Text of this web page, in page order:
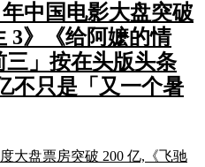
中国电影大盘突破
3》《给阿嬷的情
」按在头版头条
不只是「又一个暑
大盘票房突破 200 亿,《飞驰